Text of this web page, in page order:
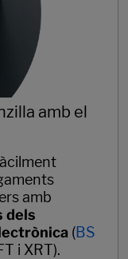
amb el
amb
dels
(BS
i XRT).